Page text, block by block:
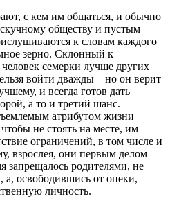
с кем им общаться, и обычно
обществу и пустым
к словам каждого
зерно. Склонный к
семерки лучше других
войти дважды – но он верит
и всегда готов дать
а то и третий шанс.
атрибутом жизни
не стоять на месте, им
ограничений, в том числе и
взрослея, они первым делом
запрещалось родителями, не
а, освободившись от опеки,
личность.